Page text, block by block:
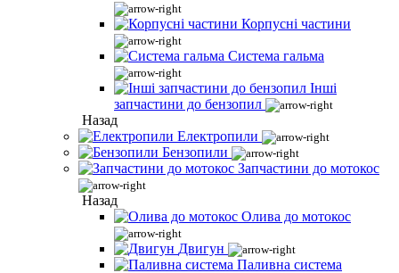
Корпусні частини
Система гальма
Інші
запчастини до бензопил
Назад
Електропили
Бензопили
Запчастини до мотокос
Назад
Олива до мотокос
Двигун
Паливна система